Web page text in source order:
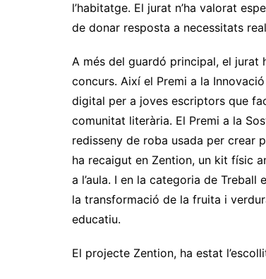
l’habitatge. El jurat n’ha valorat
de donar resposta a necessitats
A més del guardó principal, el
concurs. Així el Premi a la
digital per a joves escriptors que
comunitat literària. El Premi a la
redisseny de roba usada per crear
ha recaigut en Zention, un kit físic
a l’aula. I en la categoria de
la transformació de la fruita i
educatiu.
El projecte Zention, ha estat